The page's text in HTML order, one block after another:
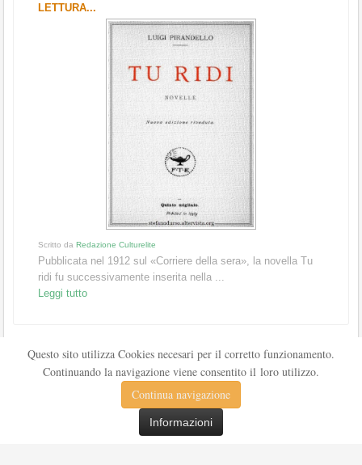
LETTURA...
Scritto da Redazione Culturelite
Pubblicata nel 1912 sul «Corriere della sera», la novella Tu
ridi fu successivamente inserita nella ...
Leggi tutto
Questo sito utilizza Cookies necesari per il corretto funzionamento.
Continuando la navigazione viene consentito il loro utilizzo.
Continua navigazione
Informazioni